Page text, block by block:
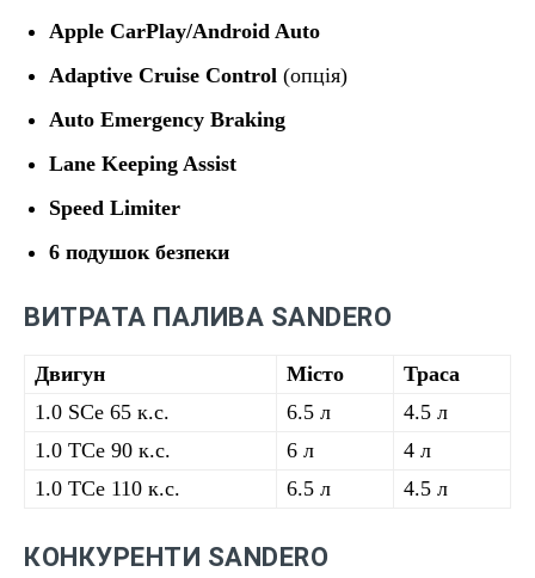
Apple CarPlay/Android Auto
Adaptive Cruise Control (опція)
Auto Emergency Braking
Lane Keeping Assist
Speed Limiter
6 подушок безпеки
ВИТРАТА ПАЛИВА SANDERO
Двигун Місто
Траса
1.0 SCe 65 к.с.
6.5 л
4.5 л
1.0 TCe 90 к.с.
6 л
4 л
1.0 TCe 110 к.с.
6.5 л 4.5 л
КОНКУРЕНТИ SANDERO